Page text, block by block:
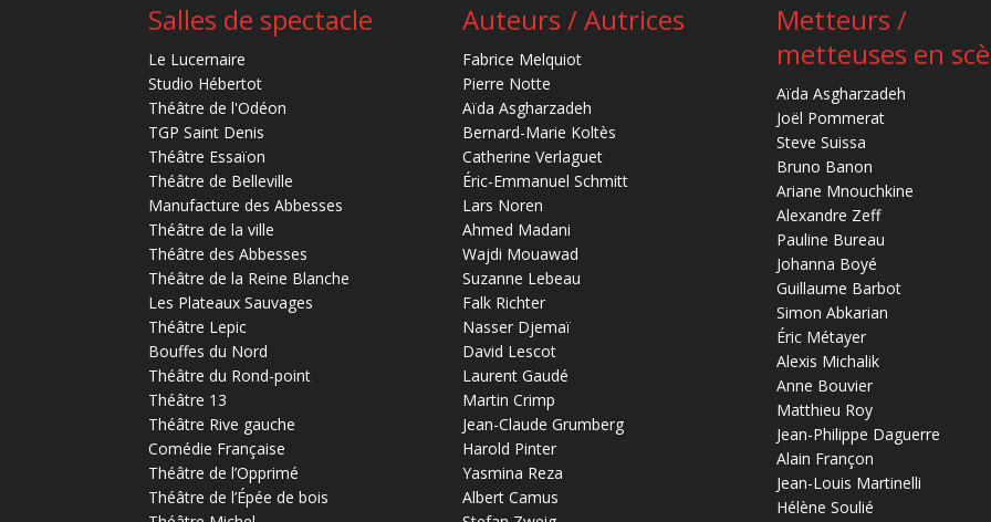
Salles de spectacle
Le Lucernaire
Studio Hébertot
Théâtre de l'Odéon
TGP Saint Denis
Théâtre Essaïon
Théâtre de Belleville
Manufacture des Abbesses
Théâtre de la ville
Théâtre des Abbesses
Théâtre de la Reine Blanche
Les Plateaux Sauvages
Théâtre Lepic
Bouffes du Nord
Théâtre du Rond-point
Théâtre 13
Théâtre Rive gauche
Comédie Française
Théâtre de l’Opprimé
Théâtre de l’Épée de bois
Auteurs / Autrices
Fabrice Melquiot
Pierre Notte
Aïda Asgharzadeh
Bernard-Marie Koltès
Catherine Verlaguet
Éric-Emmanuel Schmitt
Lars Noren
Ahmed Madani
Wajdi Mouawad
Suzanne Lebeau
Falk Richter
Nasser Djemaï
David Lescot
Laurent Gaudé
Martin Crimp
Jean-Claude Grumberg
Harold Pinter
Yasmina Reza
Albert Camus
Metteurs /
metteuses en
Aïda Asgharzadeh
Joël Pommerat
Steve Suissa
Bruno Banon
Ariane Mnouchkine
Alexandre Zeff
Pauline Bureau
Johanna Boyé
Guillaume Barbot
Simon Abkarian
Éric Métayer
Alexis Michalik
Anne Bouvier
Matthieu Roy
Jean-Philippe Daguerre
Alain Françon
Jean-Louis Martinelli
Hélène Soulié